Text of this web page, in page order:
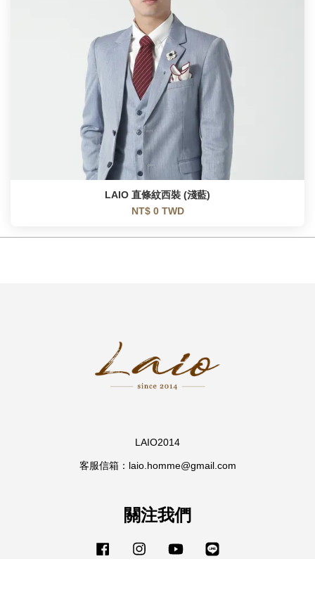
LAIO 直條紋西裝 (淺藍)
NT$ 0 TWD
LAIO2014
客服信箱：laio.homme@gmail.com
關注我們
Facebook Instagram YouTube